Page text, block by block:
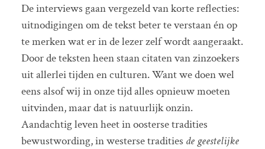
De interviews gaan vergezeld van korte reflecties:
uitnodigingen om de tekst beter te verstaan én op
te merken wat er in de lezer zelf wordt aangeraakt.
Door de teksten heen staan citaten van zinzoekers
uit allerlei tijden en culturen. Want we doen wel
eens alsof wij in onze tijd alles opnieuw moeten
uitvinden, maar dat is natuurlijk onzin.
Aandachtig leven heet in oosterse tradities
bewustwording, in westerse tradities de geestelijke